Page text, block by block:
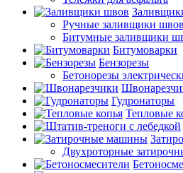
Ручные заливщики швов
Битумные заливщики
Битумоварки
Бензорезы
Бетонорезы
Гудронаторы
Тепловые
Двухроторные